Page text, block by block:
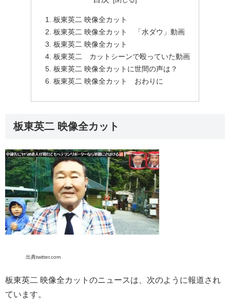
板東英二 映像全カット
板東英二 映像全カット 「水ダウ」動画
板東英二 映像全カット
板東英二 カットシーンで殴っていた動画
板東英二 映像全カットに世間の声は？
板東英二 映像全カット おわりに
板東英二 映像全カット
出典twitter.com
板東英二 映像全カットのニュースは、次のように報道され
ています。